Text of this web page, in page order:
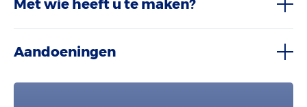
Met wie heeft u te maken?
Aandoeningen